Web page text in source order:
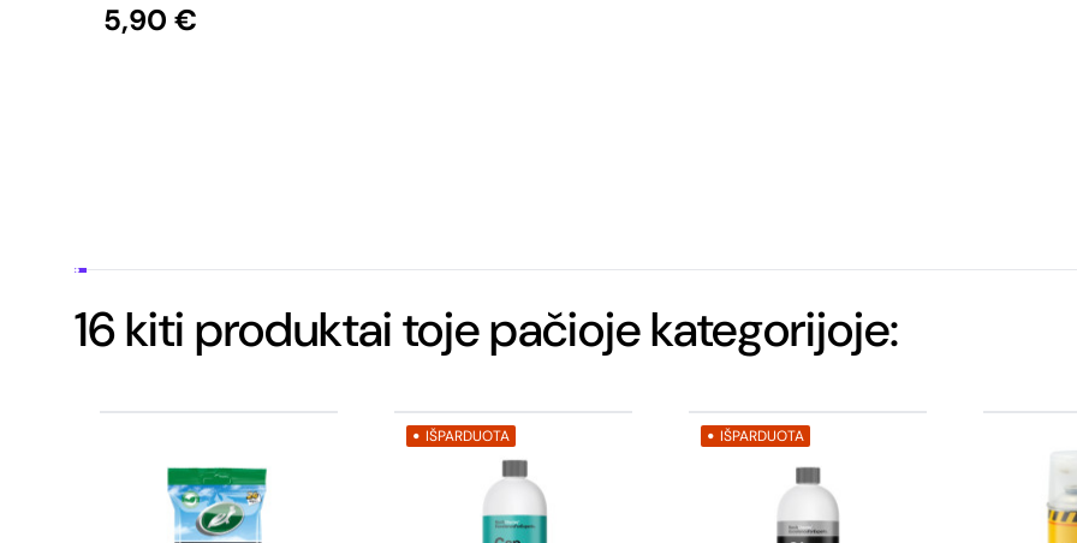
5,90 €
16 kiti produktai toje pačioje kategorijoje:
IŠPARDUOTA IŠPARDUOTA